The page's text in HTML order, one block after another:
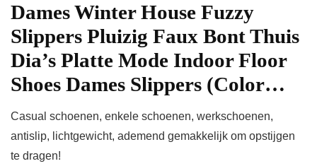
Dames Winter House Fuzzy
Slippers Pluizig Faux Bont Thuis
Dia’s Platte Mode Indoor Floor
Shoes Dames Slippers (Color…
Casual schoenen, enkele schoenen, werkschoenen,
antislip, lichtgewicht, ademend gemakkelijk om opstijgen
te dragen!